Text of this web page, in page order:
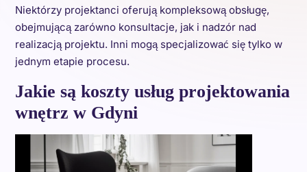
Niektórzy projektanci oferują kompleksową obsługę,
obejmującą zarówno konsultacje, jak i nadzór nad
realizacją projektu. Inni mogą specjalizować się tylko w
jednym etapie procesu.
Jakie są koszty usług projektowania
wnętrz w Gdyni